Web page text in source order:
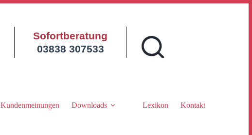
Sofortberatung
03838 307533
Kundenmeinungen Downloads Lexikon Kontakt